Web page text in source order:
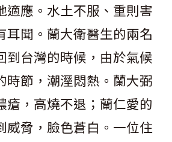
適應。水土不服、重則害
耳聞。蘭大衛醫生的兩名
到台灣的時候，由於氣候
時節，潮溼悶熱。蘭大弼
瘡，高燒不退；蘭仁愛的
威脅，臉色蒼白。一位住